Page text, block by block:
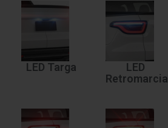
LED Targa
LED
Retromarcia